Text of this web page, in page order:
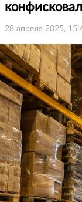
28 апреля 2025,